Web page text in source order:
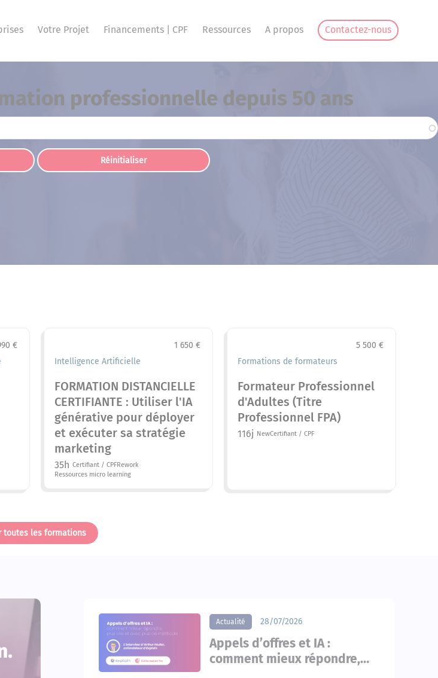
Votre Projet Financements | CPF Ressources A propos Contactez-nous
professionnelle depuis 50 ans
€
1 650 €
Intelligence Artificielle
FORMATION DISTANCIELLE
CERTIFIANTE : Utiliser l'IA
générative pour déployer
et exécuter sa stratégie
marketing
35h Certifiant / CPFRework
Ressources micro learning
5 500 €
Formations de formateurs
Formateur Professionnel
d'Adultes (Titre
Professionnel FPA)
116j NewCertifiant / CPF
toutes les formations
Actualité 28/07/2026
Appels d’offres et IA :
comment mieux répondre,